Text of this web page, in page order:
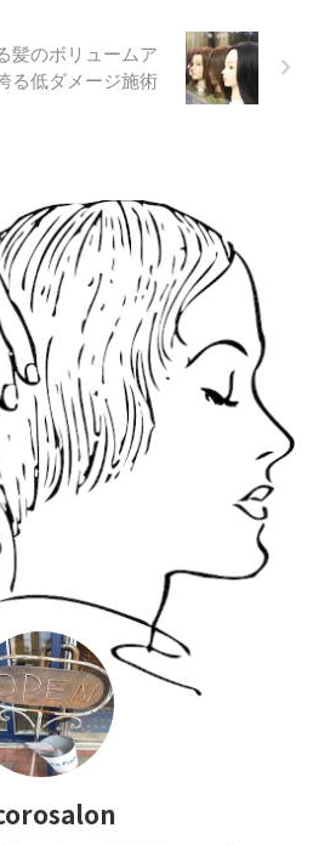
髪のボリュームア
る低ダメージ施術